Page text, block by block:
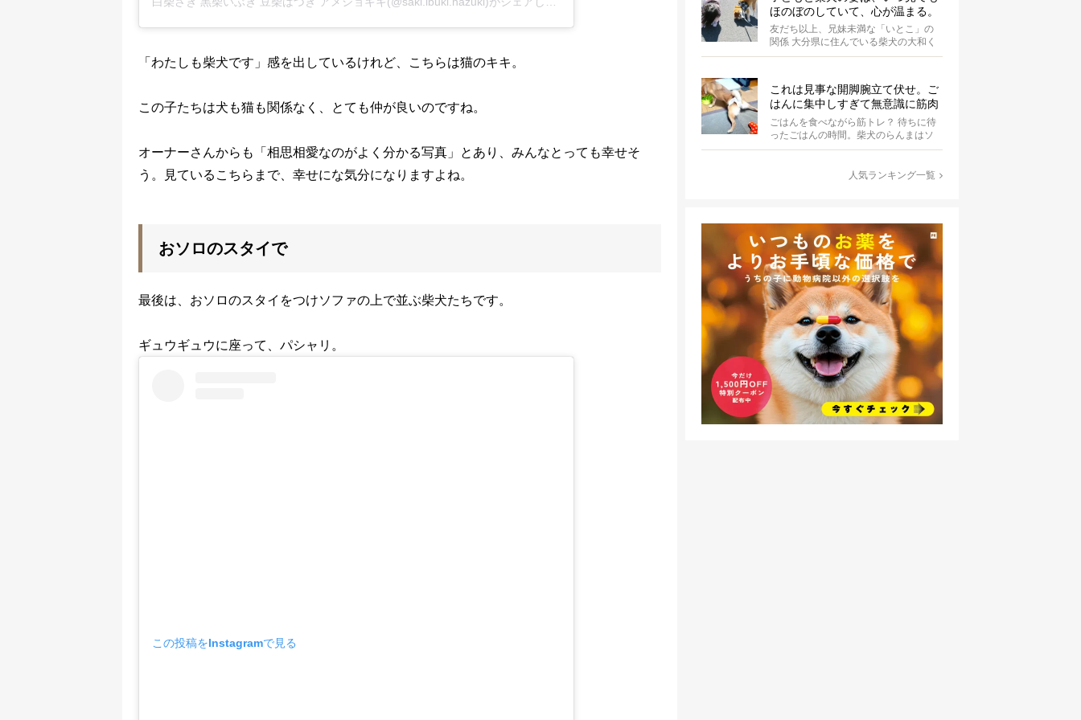
「わたしも柴犬です」感を出しているけれど、こちらは猫のキキ。
この子たちは犬も猫も関係なく、とても仲が良いのですね。
オーナーさんからも「相思相愛なのがよく分かる写真」とあり、みんなとっても幸せそ
う。見ているこちらまで、幸せにな気分になりますよね。
おソロのスタイで
最後は、おソロのスタイをつけソファの上で並ぶ柴犬たちです。
ギュウギュウに座って、パシャリ。
この投稿をInstagramで見る
ほのぼのしていて、心が温まる。
友だち以上、兄妹未満な「いとこ」の
関係 大分県に住んでいる柴犬の大和く
ん。Instagramにたびたび登場する...
これは見事な開脚腕立て伏せ。ご
はんに集中しすぎて無意識に筋肉
を喜ばせている柴犬にじわる【動
画】
ごはんを食べながら筋トレ？ 待ちに待
ったごはんの時間。柴犬のらんまはソ
ワソワと落ち着かず、歩き回っていま
人気ランキング一覧